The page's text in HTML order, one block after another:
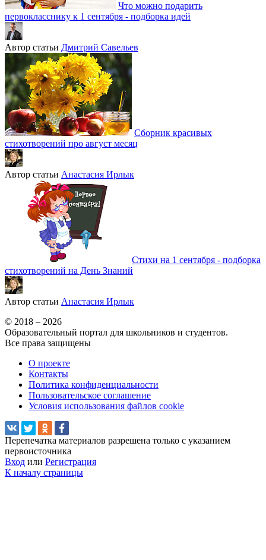
Что можно подарить
первокласснику к 1 сентября - подборка идей
Автор статьи Дмитрий Савельев
Сборник красивых
стихотворений про август месяц
Автор статьи Анастасия Ирлык
Стихи на 1 сентября - подборка
стихотворений на День Знаний
Автор статьи Анастасия Ирлык
© 2018 – 2026
Образовательный портал для школьников и студентов.
Все права защищены
О проекте
Контакты
Политика конфиденциальности
Пользовательское соглашение
Условия использования файлов cookie
Перепечатка материалов разрешена только с указанием
первоисточника
Вход или Регистрация
К началу страницы